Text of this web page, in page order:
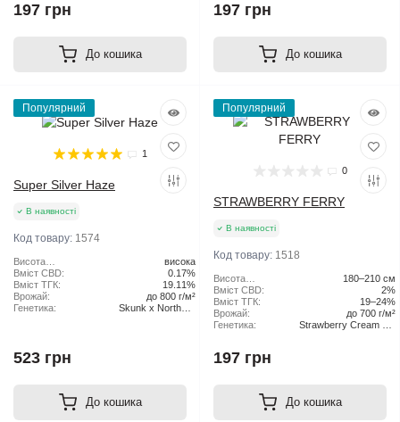
197 грн
До кошика
197 грн
До кошика
Популярний
1
Super Silver Haze
В наявності
Код товару: 1574
Висота
рослини:
висока
Вміст CBD:
0.17%
Вміст ТГК:
19.11%
Врожай:
до 800 г/м²
Генетика:
Skunk x Northern
523 грн
До кошика
Популярний
0
STRAWBERRY FERRY
В наявності
Код товару: 1518
Висота
рослини:
180–210 см
Вміст CBD:
2%
Вміст ТГК:
19–24%
Врожай:
до 700 г/м²
Генетика:
Strawberry Cream Pie
197 грн
До кошика